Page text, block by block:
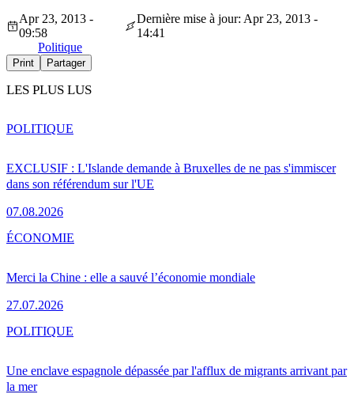
Apr 23, 2013 -
09:58
Dernière mise à jour: Apr 23, 2013 -
14:41
Politique
Print Partager
LES PLUS LUS
EXCLUSIF : L'Islande demande à Bruxelles de ne pas s'immiscer
dans son référendum sur l'UE
07.08.2026
POLITIQUE
Merci la Chine : elle a sauvé l’économie mondiale
27.07.2026
ÉCONOMIE
Une enclave espagnole dépassée par l'afflux de migrants arrivant par
la mer
POLITIQUE